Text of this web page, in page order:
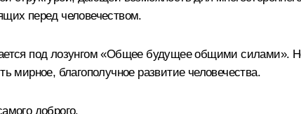
перед человечеством.
под лозунгом «Общее будущее общими
мирное, благополучное развитие человечества.
доброго.